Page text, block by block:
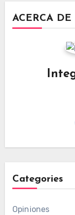
ACERCA DE
Categories
Opiniones